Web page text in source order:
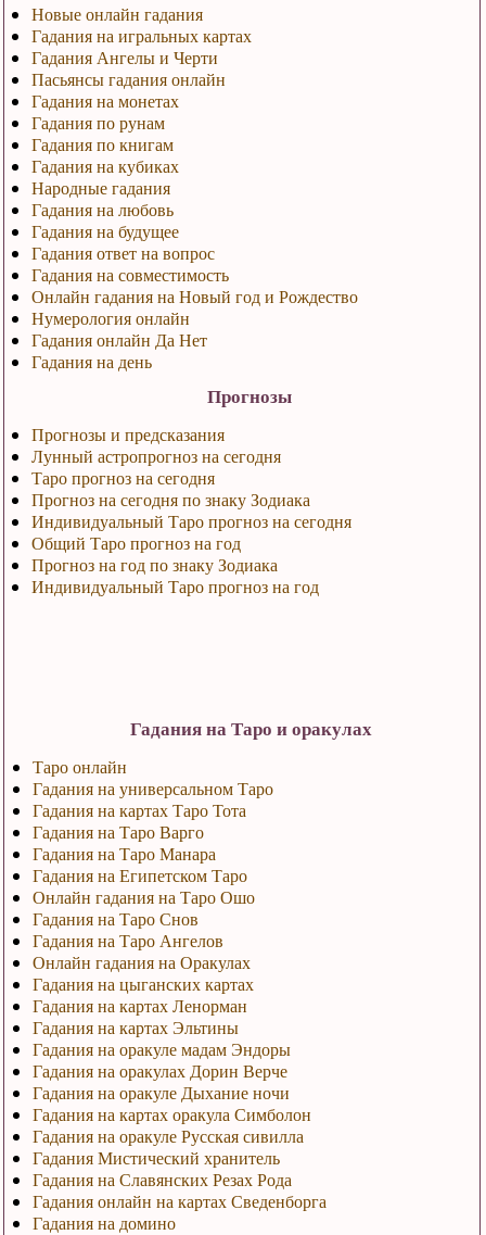
Новые онлайн гадания
Гадания на игральных картах
Гадания Ангелы и Черти
Пасьянсы гадания онлайн
Гадания на монетах
Гадания по рунам
Гадания по книгам
Гадания на кубиках
Народные гадания
Гадания на любовь
Гадания на будущее
Гадания ответ на вопрос
Гадания на совместимость
Онлайн гадания на Новый год и Рождество
Нумерология онлайн
Гадания онлайн Да Нет
Гадания на день
Прогнозы
Прогнозы и предсказания
Лунный астропрогноз на сегодня
Таро прогноз на сегодня
Прогноз на сегодня по знаку Зодиака
Индивидуальный Таро прогноз на сегодня
Общий Таро прогноз на год
Прогноз на год по знаку Зодиака
Индивидуальный Таро прогноз на год
Гадания на Таро и оракулах
Таро онлайн
Гадания на универсальном Таро
Гадания на картах Таро Тота
Гадания на Таро Варго
Гадания на Таро Манара
Гадания на Египетском Таро
Онлайн гадания на Таро Ошо
Гадания на Таро Снов
Гадания на Таро Ангелов
Онлайн гадания на Оракулах
Гадания на цыганских картах
Гадания на картах Ленорман
Гадания на картах Эльтины
Гадания на оракуле мадам Эндоры
Гадания на оракулах Дорин Верче
Гадания на оракуле Дыхание ночи
Гадания на картах оракула Симболон
Гадания на оракуле Русская сивилла
Гадания Мистический хранитель
Гадания на Славянских Резах Рода
Гадания онлайн на картах Сведенборга
Гадания на домино